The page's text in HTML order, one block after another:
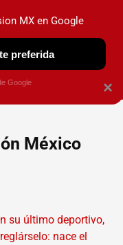
México
su último deportivo,
nace el
×
MX en Google
preferida
Google